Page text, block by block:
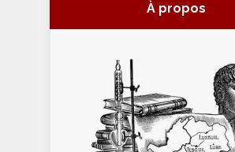
À propos